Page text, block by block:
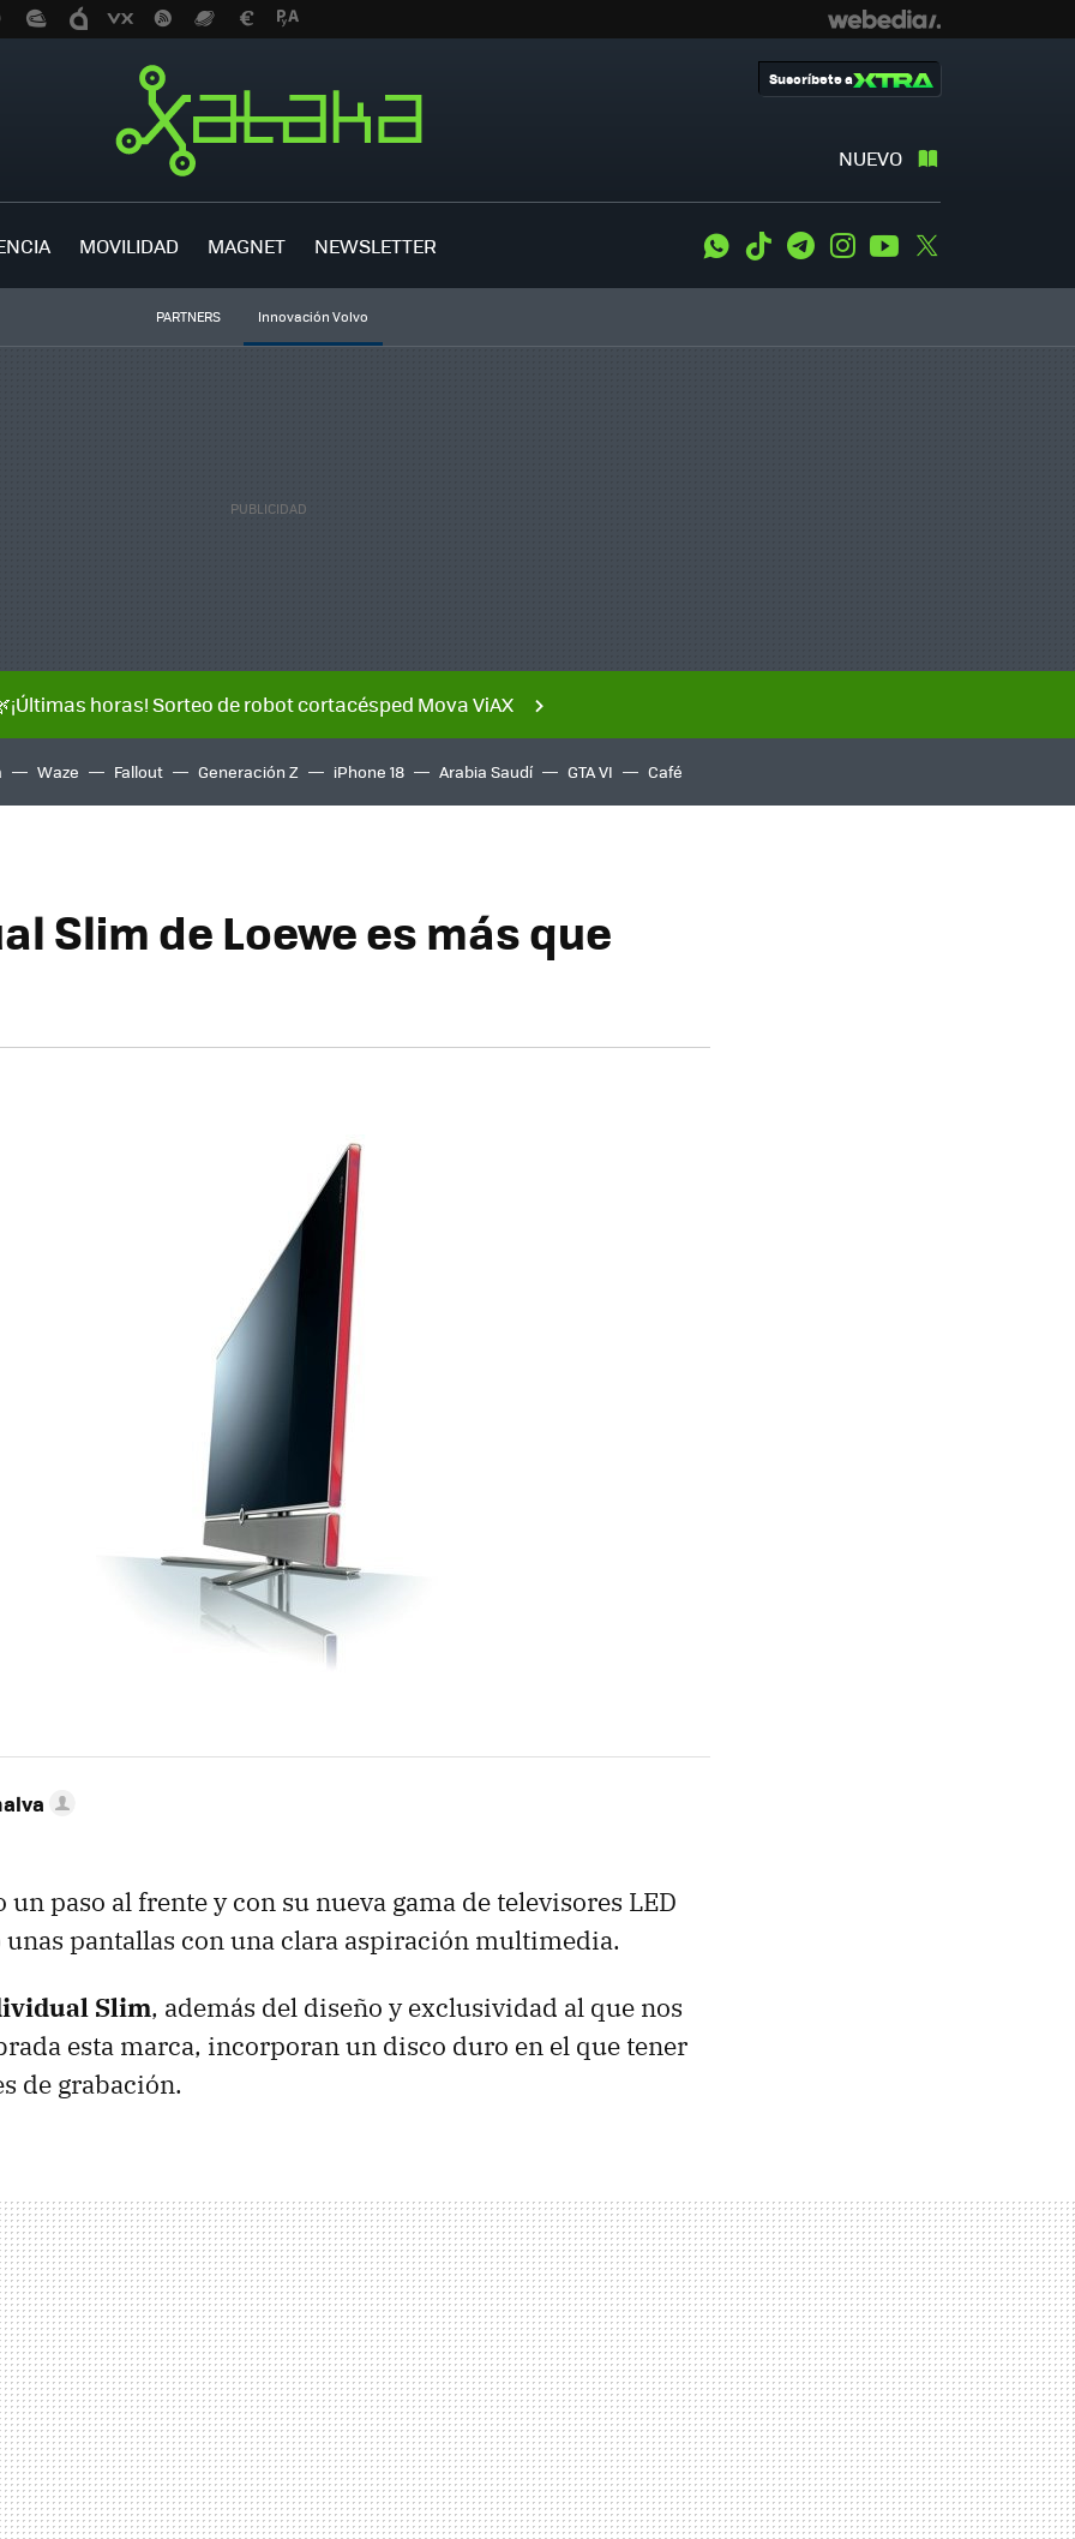
NUEVO
Suscríbete a
MOVILIDAD MAGNET NEWSLETTER WhatsApp
Tiktok TelegramInstagramYoutube
PARTNERS Innovación Volvo
horas! Sorteo de robot cortacésped Mova ViAX
Waze Fallout Generación Z iPhone 18 Arabia Saudí GTA VI Café
Slim de Loewe es más que
un paso al frente y con su nueva gama de televisores LED
pantallas con una clara aspiración multimedia.
Slim, además del diseño y exclusividad al que nos
esta marca, incorporan un disco duro en el que tener
de grabación.